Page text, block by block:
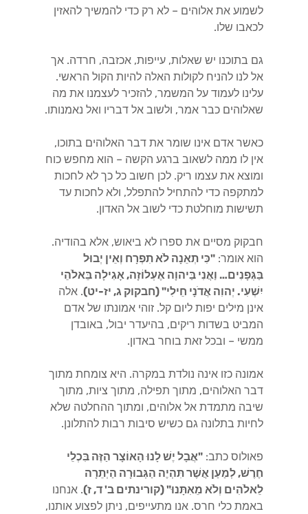
לשמוע את אלוהים – לא רק כדי להמשיך להאזין
לכאבו שלו.
גם בתוכנו יש שאלות, עייפות, אכזבה, חרדה. אך
אל לנו להניח לקולות האלה להיות הקול הראשי.
עלינו לעמוד על המשמר, להזכיר לעצמנו את מה
שאלוהים כבר אמר, ולשוב אל דבריו ואל נאמנותו.
כאשר אדם אינו שומר את דבר האלוהים בתוכו,
אין לו ממה לשאוב ברגע הקשה – הוא מחפש כוח
ומוצא את עצמו ריק. לכן חשוב כל כך לא לחכות
למתקפה כדי להתחיל להתפלל, ולא לחכות עד
תשישות מוחלטת כדי לשוב אל האדון.
חבקוק מסיים את ספרו לא ביאוש, אלא בהודיה.
הוא אומר: "כִּי תְאֵנָה לֹא תִפְרָח וְאֵין יְבוּל
בַּגְּפָנִים… וַאֲנִי בַּיהוָה אֶעְלוֹזָה, אָגִילָה בֵּאלֹהֵי
יִשְׁעִי. יְהוִה אֲדֹנָי חֵילִי" (חבקוק ג, יז-יט). אלה
אינן מילים יפות ליום קל. זוהי אמונתו של אדם
המביט בשדות ריקים, בהיעדר יבול, באובדן
ממשי – ובכל זאת בוחר באדון.
אמונה כזו אינה נולדת במקרה. היא צומחת מתוך
דבר האלוהים, מתוך תפילה, מתוך ציות, מתוך
שיבה מתמדת אל אלוהים, ומתוך ההחלטה שלא
לחיות בתלונה גם כשיש סיבות רבות להתלונן.
פאולוס כתב: "אֲבָל יֶשׁ לָנוּ הָאוֹצָר הַזֶּה בִּכְלֵי
חֶרֶשׁ, לְמַעַן אֲשֶׁר תִּהְיֶה הַגְּבוּרָה הַיְתֵרָה
לֵאלֹהִים וְלֹא מֵאִתָּנוּ" (קורינתים ב' ד, ז). אנחנו
באמת כלי חרס. אנו מתעייפים, ניתן לפצוע אותנו,